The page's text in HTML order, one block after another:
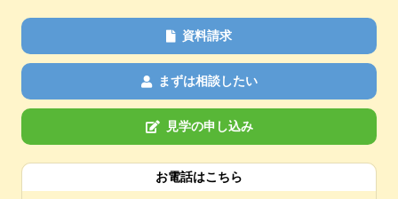
資料請求
まずは相談したい
見学の申し込み
お電話はこちら